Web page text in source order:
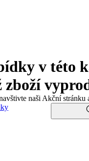
v této
zboží
naši Akční